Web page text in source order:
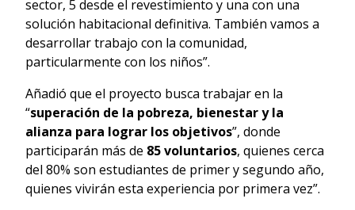
sector, 5 desde el revestimiento y una con una
solución habitacional definitiva. También vamos a
desarrollar trabajo con la comunidad,
particularmente con los niños”.
Añadió que el proyecto busca trabajar en la
“superación de la pobreza, bienestar y la
alianza para lograr los objetivos”, donde
participarán más de 85 voluntarios, quienes cerca
del 80% son estudiantes de primer y segundo año,
quienes vivirán esta experiencia por primera vez”.